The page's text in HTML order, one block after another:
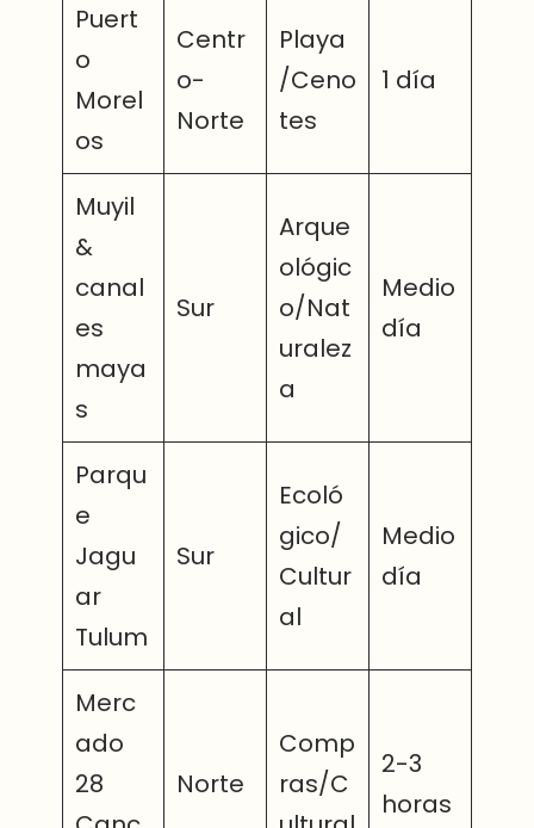
Puert
o
Morel
os
Centr
o-
Norte
Playa
/Ceno
tes
1 día
Muyil
&
canal
es
maya
s
Sur
Arque
ológic
o/Nat
uralez
a
Medio
día
Parqu
e
Jagu
ar
Tulum
Sur
Ecoló
gico/
Cultur
al
Medio
día
Merc
ado
28
Norte
Comp
ras/C
2-3
horas